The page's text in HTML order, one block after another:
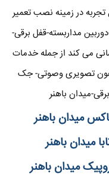
در زمینه نصب تعمیر
مداربسته-قفل برقی-
می کند از جمله خدمات
تصویری وصوتی- جک
میدان باهنر
میدان باهنر
میدان باهنر
میدان باهنر